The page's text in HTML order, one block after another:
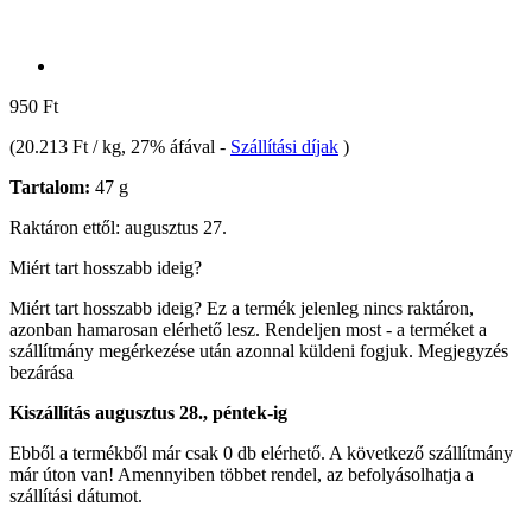
950 Ft
(20.213 Ft / kg, 27% áfával - Szállítási díjak )
Tartalom: 47 g
Raktáron ettől: augusztus 27.
Miért tart hosszabb ideig?
Miért tart hosszabb ideig? Ez a termék jelenleg nincs raktáron,
azonban hamarosan elérhető lesz. Rendeljen most - a terméket a
szállítmány megérkezése után azonnal küldeni fogjuk. Megjegyzés
bezárása
Kiszállítás augusztus 28., péntek-ig
Ebből a termékből már csak 0 db elérhető. A következő szállítmány
már úton van! Amennyiben többet rendel, az befolyásolhatja a
szállítási dátumot.